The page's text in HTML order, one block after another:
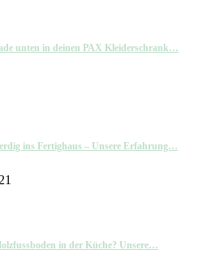
unten in deinen PAX Kleiderschrank…
ins Fertighaus – Unsere Erfahrung…
in der Küche? Unsere…